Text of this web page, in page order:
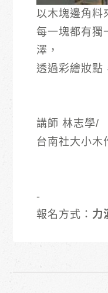
以木塊邊角料
每一塊都有獨
澤，
透過彩繪妝點
講師 林志學/
台南社大小木
-
報名方式： 力